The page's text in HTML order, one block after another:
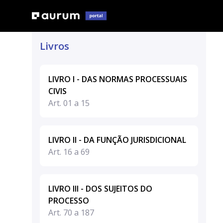
Livros
LIVRO I - DAS NORMAS PROCESSUAIS
CIVIS
Art. 01 a 15
LIVRO II - DA FUNÇÃO JURISDICIONAL
Art. 16 a 69
LIVRO III - DOS SUJEITOS DO
PROCESSO
Art. 70 a 187